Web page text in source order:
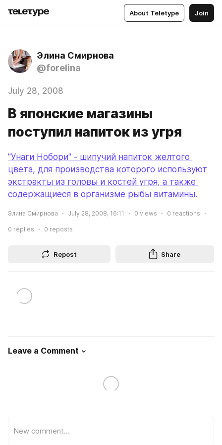
About Teletype Join
Элина Смирнова
@forelina
July 28, 2008
В японские магазины
поступил напиток из угря
"Унаги Нобори" - шипучий напиток желтого
цвета, для производства которого используют
экстракты из головы и костей угря, а также
содержащиеся в организме рыбы витамины.
Элина Смирнова July 28, 2008, 16:11 0 views 0 reactions
0 replies 0 reposts
Repost Share
Leave a Comment